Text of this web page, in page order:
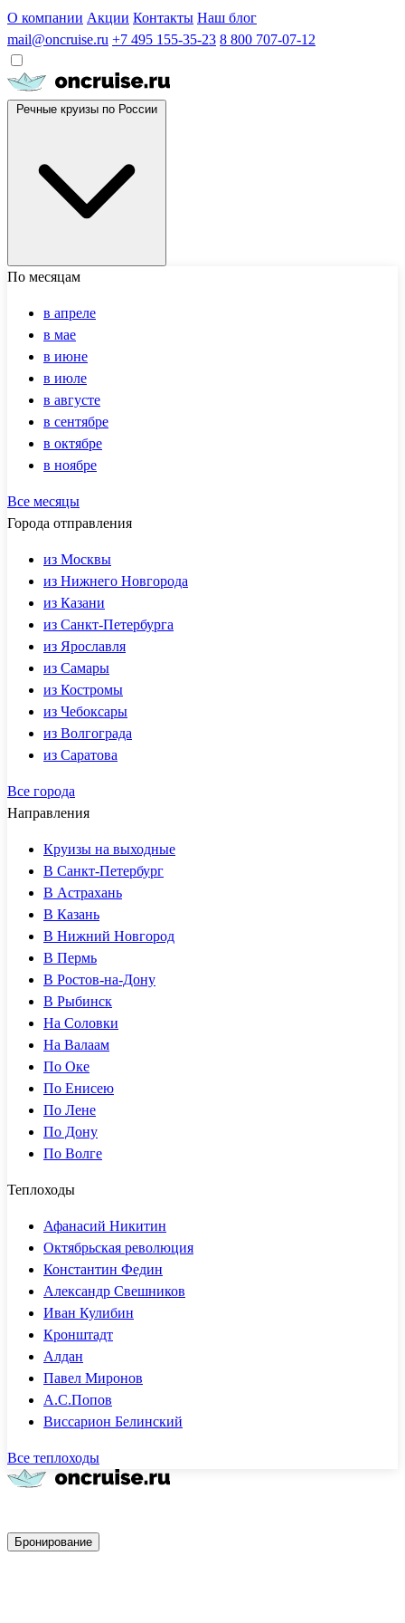
О компании Акции Контакты Наш блог
mail@oncruise.ru +7 495 155-35-23 8 800 707-07-12
По месяцам
в апреле
в мае
в июне
в июле
в августе
в сентябре
в октябре
в ноябре
Все месяцы
Города отправления
из Москвы
из Нижнего Новгорода
из Казани
из Санкт-Петербурга
из Ярославля
из Самары
из Костромы
из Чебоксары
из Волгограда
из Саратова
Все города
Направления
Круизы на выходные
В Санкт-Петербург
В Астрахань
В Казань
В Нижний Новгород
В Пермь
В Ростов-на-Дону
В Рыбинск
На Соловки
На Валаам
По Оке
По Енисею
По Лене
По Дону
По Волге
Теплоходы
Афанасий Никитин
Октябрьская революция
Константин Федин
Александр Свешников
Иван Кулибин
Кронштадт
Алдан
Павел Миронов
А.С.Попов
Виссарион Белинский
Все теплоходы
Бронирование